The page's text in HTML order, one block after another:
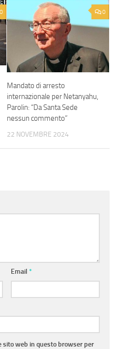
0 0
Mandato di arresto
internazionale per Netanyahu,
Parolin: “Da Santa Sede
nessun commento”
22 NOVEMBRE 2024
Email *
sito web in questo browser per